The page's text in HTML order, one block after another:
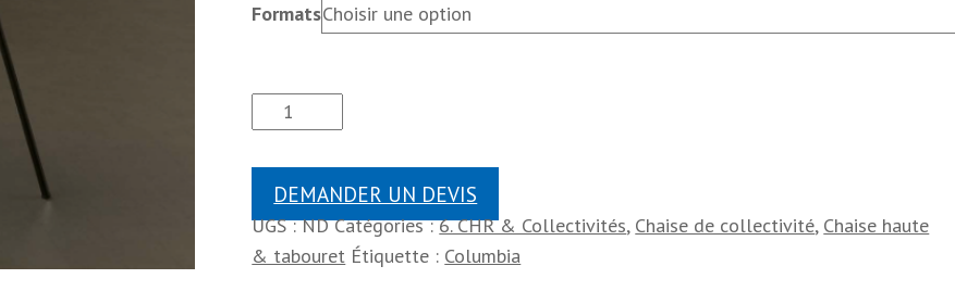
Formats
DEMANDER UN DEVIS
UGS :ND Catégories :6. CHR & Collectivités, Chaise de collectivité, Chaise haute
& tabouret Étiquette : Columbia